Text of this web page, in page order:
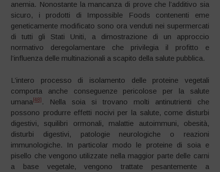
anemia. Nonostante la mancanza di prove che l’additivo sia
sicuro, i prodotti di Impossible Foods contenenti eme
geneticamente modificato sono ora venduti nei supermercati
di tutti gli Stati Uniti, a dimostrazione di un approccio
normativo deregolamentare che privilegia il profitto e
l’influenza delle multinazionali a scapito della salute pubblica.
L’intero processo di isolamento delle proteine vegetali
comporta anche conseguenze pericolose per la salute
umana [48] . Nella soia si trovano molti antinutrienti che
possono produrre effetti nocivi per la salute, come disturbi
digestivi, squilibri ormonali, malattie autoimmuni, obesità,
disturbi digestivi, patologie neurologiche o reazioni
immunologiche. In particolar modo le proteine di soia e
pisello che vengono utilizzate nella maggior parte delle carni
a base vegetale, vengono trattate pesantemente a